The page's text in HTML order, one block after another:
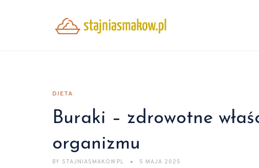
DIETA
Buraki – zdrowotne
organizmu
BY STAJNIASMAKOW.PL 5 MAJA 2025